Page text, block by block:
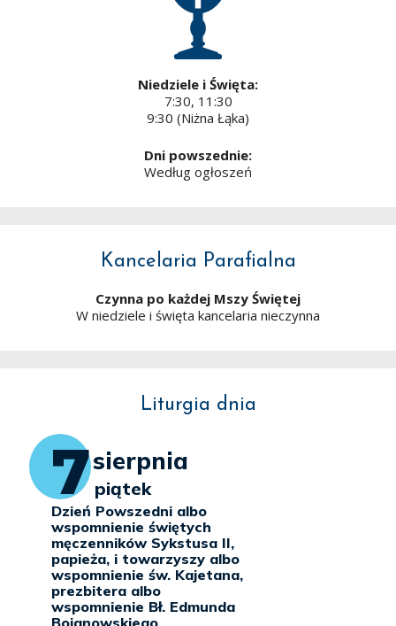
Niedziele i Święta:
7:30, 11:30
9:30 (Niżna Łąka)
Dni powszednie:
Według ogłoszeń
Kancelaria Parafialna
Czynna po każdej Mszy Świętej
W niedziele i święta kancelaria nieczynna
Liturgia dnia